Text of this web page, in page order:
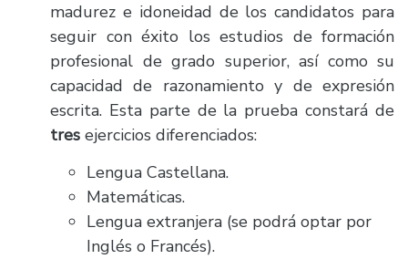
madurez e idoneidad de los candidatos para
seguir con éxito los estudios de formación
profesional de grado superior, así como su
capacidad de razonamiento y de expresión
escrita. Esta parte de la prueba constará de
tres ejercicios diferenciados:
Lengua Castellana.
Matemáticas.
Lengua extranjera (se podrá optar por
Inglés o Francés).